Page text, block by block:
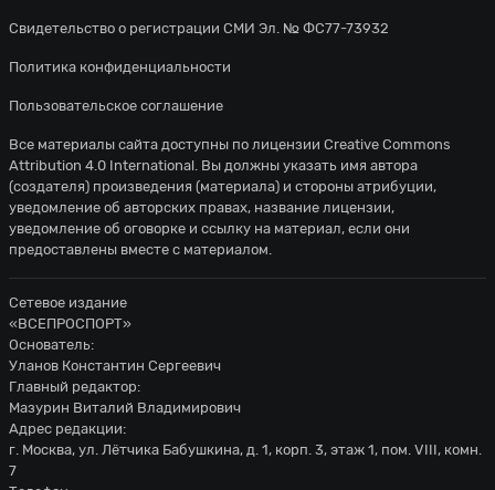
Свидетельство о регистрации СМИ Эл. № ФС77-73932
Политика конфиденциальности
Пользовательское соглашение
Все материалы сайта доступны по лицензии Creative Commons
Attribution 4.0 International. Вы должны указать имя автора
(создателя) произведения (материала) и стороны атрибуции,
уведомление об авторских правах, название лицензии,
уведомление об оговорке и ссылку на материал, если они
предоставлены вместе с материалом.
Сетевое издание
«ВСЕПРОСПОРТ»
Основатель:
Уланов Константин Сергеевич
Главный редактор:
Мазурин Виталий Владимирович
Адрес редакции:
г. Москва, ул. Лётчика Бабушкина, д. 1, корп. 3, этаж 1, пом. VIII, комн.
7